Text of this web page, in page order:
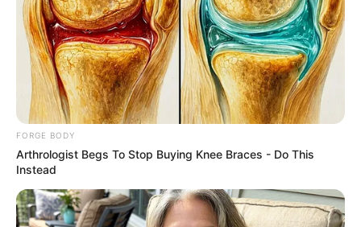
Why this ordinary drink is the secret to feeling your
best every day
CTA LOVE
FORGE BODY
Arthrologist Begs To Stop Buying Knee Braces - Do This
Instead